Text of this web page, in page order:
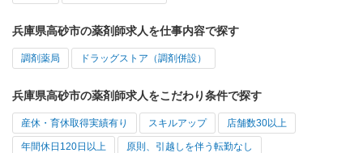
兵庫県高砂市の薬剤師求人を仕事内容で探す
調剤薬局 ドラッグストア（調剤併設）
兵庫県高砂市の薬剤師求人をこだわり条件で探す
産休・育休取得実績有り スキルアップ 店舗数30以上
年間休日120日以上 原則、引越しを伴う転勤なし